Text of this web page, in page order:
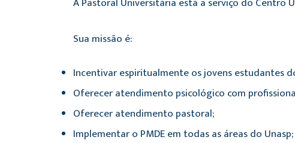
Sua missão é:
Incentivar espiritualmente os jovens estudantes
Oferecer atendimento psicológico com
Oferecer atendimento pastoral;
Implementar o PMDE em todas as áreas do Unasp;